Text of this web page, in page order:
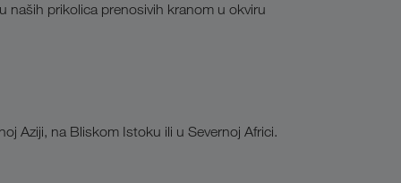
naših prikolica prenosivih kranom u okviru
Aziji, na Bliskom Istoku ili u Severnoj Africi.